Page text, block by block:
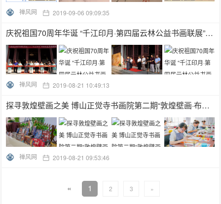
禅风网 2019-09-06 09:09:35
庆祝祖国70周年华诞 “千江印月·第四届云林公益书画联展”在杭州灵隐寺展出
禅风网 2019-08-21 10:49:13
探寻敦煌壁画之美 博山正觉寺书画院第二期“敦煌壁画·布面综合材料绘画班” 圆满结业
禅风网 2019-08-21 09:53:46
« 1 2 3 »